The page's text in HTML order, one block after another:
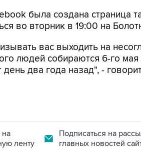
была создана страница
во вторник в 19:00 на
вас выходить на
людей собираются 6-го
два года назад", -
на
ленту
Подписаться на
главных новостей